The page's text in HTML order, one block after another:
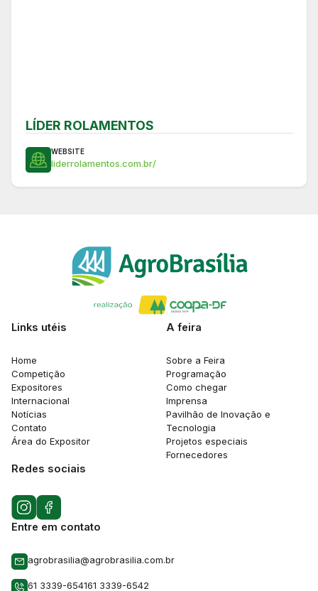
LÍDER ROLAMENTOS
WEBSITE
liderrolamentos.com.br/
Links utéis
Home
Competição
Expositores
Internacional
Notícias
Contato
Área do Expositor
A feira
Sobre a Feira
Programação
Como chegar
Imprensa
Pavilhão de Inovação e
Tecnologia
Projetos especiais
Fornecedores
Redes sociais
Entre em contato
agrobrasilia@agrobrasilia.com.br
61 3339-654161 3339-6542